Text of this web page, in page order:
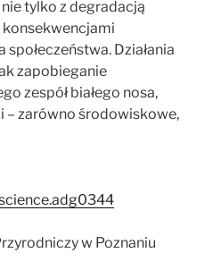
tylko z degradacją
Działania
zapobieganie
zespół białego nosa,
– zarówno środowiskowe,
w Poznaniu